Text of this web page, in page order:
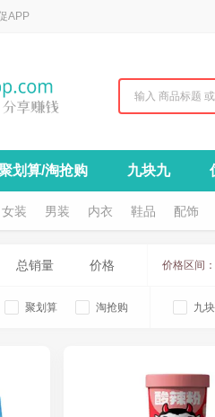
APP
划算/淘抢购 九块九
女装 男装 内衣 鞋品 配饰
总销量 价格 价格区间：
聚划算 淘抢购 九